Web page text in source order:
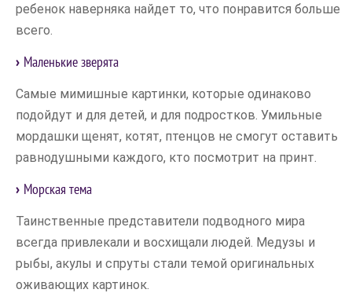
ребенок наверняка найдет то, что понравится больше
всего.
Маленькие зверята
Самые мимишные картинки, которые одинаково
подойдут и для детей, и для подростков. Умильные
мордашки щенят, котят, птенцов не смогут оставить
равнодушными каждого, кто посмотрит на принт.
Морская тема
Таинственные представители подводного мира
всегда привлекали и восхищали людей. Медузы и
рыбы, акулы и спруты стали темой оригинальных
оживающих картинок.